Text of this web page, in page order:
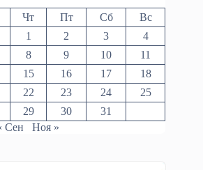
Чт Пт Сб
Вс
1
2 3
4
8 9 10
11
15 16 17
18
22 23 24
25
29 30
31
Сен
Ноя »